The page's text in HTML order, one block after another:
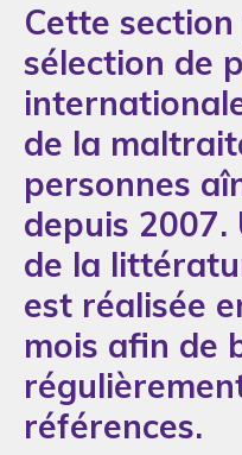
Cette
sélection de
de la
personnes
depuis 2007.
de la
est réalisée
mois afin de
références.